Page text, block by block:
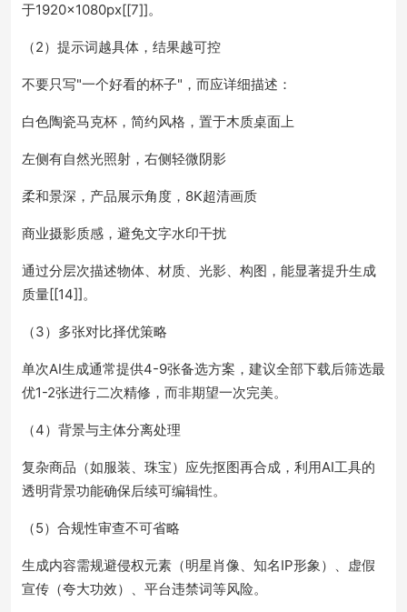
于1920×1080px[[7]]。
（2）提示词越具体，结果越可控
不要只写"一个好看的杯子"，而应详细描述：
白色陶瓷马克杯，简约风格，置于木质桌面上
左侧有自然光照射，右侧轻微阴影
柔和景深，产品展示角度，8K超清画质
商业摄影质感，避免文字水印干扰
通过分层次描述物体、材质、光影、构图，能显著提升生成
质量[[14]]。
（3）多张对比择优策略
单次AI生成通常提供4-9张备选方案，建议全部下载后筛选最
优1-2张进行二次精修，而非期望一次完美。
（4）背景与主体分离处理
复杂商品（如服装、珠宝）应先抠图再合成，利用AI工具的
透明背景功能确保后续可编辑性。
（5）合规性审查不可省略
生成内容需规避侵权元素（明星肖像、知名IP形象）、虚假
宣传（夸大功效）、平台违禁词等风险。